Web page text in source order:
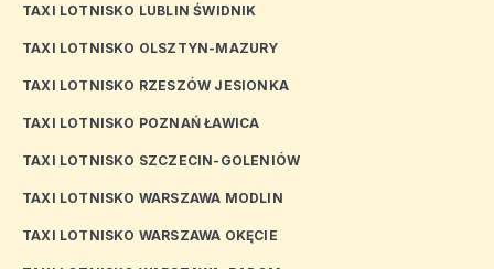
TAXI LOTNISKO LUBLIN ŚWIDNIK
TAXI LOTNISKO OLSZTYN-MAZURY
TAXI LOTNISKO RZESZÓW JESIONKA
TAXI LOTNISKO POZNAŃ ŁAWICA
TAXI LOTNISKO SZCZECIN-GOLENIÓW
TAXI LOTNISKO WARSZAWA MODLIN
TAXI LOTNISKO WARSZAWA OKĘCIE